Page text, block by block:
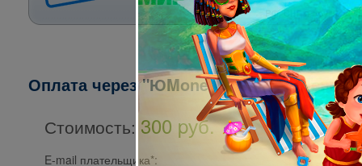
Оплата через "ЮMoney"
Стоимость: 300 pуб.
E-mail плательщика*: